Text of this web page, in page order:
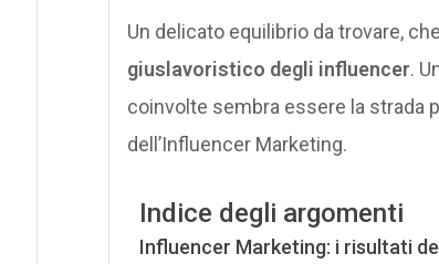
Un delicato equilibrio da trovare,
giuslavoristico degli influencer.
coinvolte sembra essere la strada
dell’Influencer Marketing.
Indice degli argomenti
Influencer Marketing: i risultati